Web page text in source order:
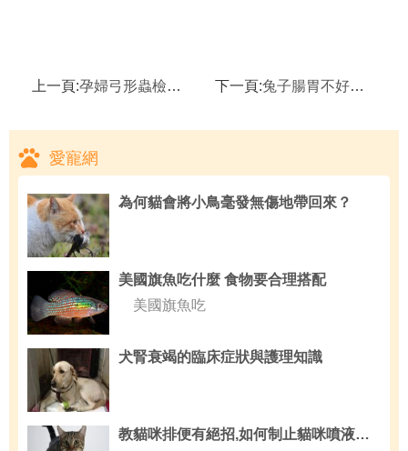
上一頁:孕婦弓形蟲檢查六大注意事項 下一頁:兔子腸胃不好怎麼辦 怎麼改善兔子腸胃積食脹氣
愛寵網
為何貓會將小鳥毫發無傷地帶回來？
美國旗魚吃什麼 食物要合理搭配
美國旗魚吃
犬腎衰竭的臨床症狀與護理知識
教貓咪排便有絕招,如何制止貓咪噴液的行為